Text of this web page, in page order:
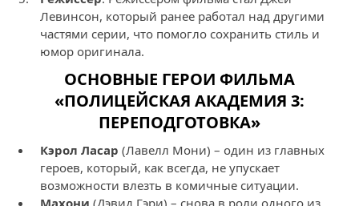
Левинсон, который ранее работал над другими
частями серии, что помогло сохранить стиль и
юмор оригинала.
ОСНОВНЫЕ ГЕРОИ ФИЛЬМА
«ПОЛИЦЕЙСКАЯ АКАДЕМИЯ 3:
ПЕРЕПОДГОТОВКА»
Кэрол Ласар (Лавелл Мони) – один из главных
героев, который, как всегда, не упускает
возможности влезть в комичные ситуации.
Махони (Дэвид Гэри) – снова в роли одного из